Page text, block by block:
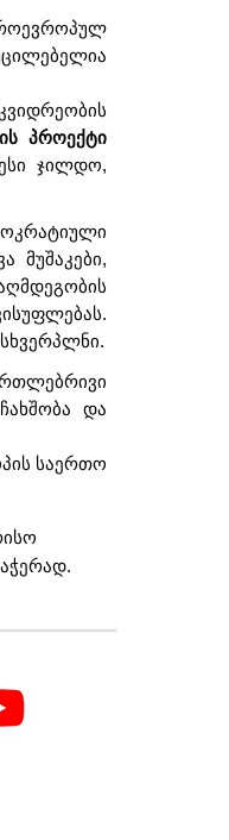
პროექტი
ჯილდო,
მუშაკები,
და
საერთო